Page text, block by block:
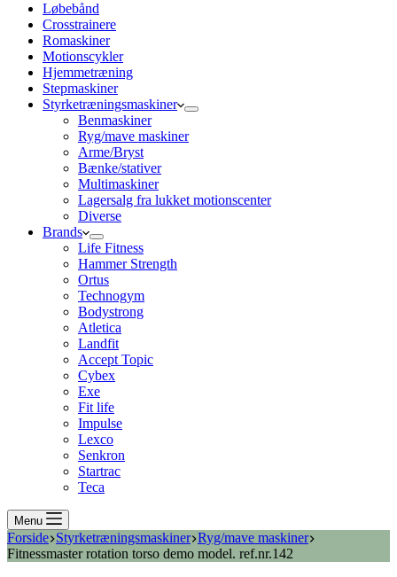
Løbebånd
Crosstrainere
Romaskiner
Motionscykler
Hjemmetræning
Stepmaskiner
Styrketræningsmaskiner
Benmaskiner
Ryg/mave maskiner
Arme/Bryst
Bænke/stativer
Multimaskiner
Lagersalg fra lukket motionscenter
Diverse
Brands
Life Fitness
Hammer Strength
Ortus
Technogym
Bodystrong
Atletica
Landfit
Accept Topic
Cybex
Exe
Fit life
Impulse
Lexco
Senkron
Startrac
Teca
Menu
Forside Styrketræningsmaskiner Ryg/mave maskiner
Fitnessmaster rotation torso demo model. ref.nr.142